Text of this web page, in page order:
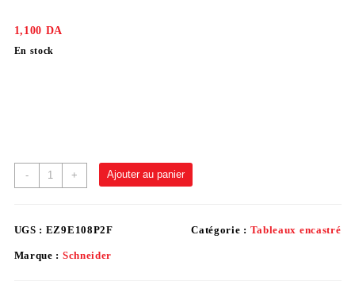
1,100 DA
En stock
- + Ajouter au panier
UGS : EZ9E108P2F Catégorie : Tableaux encastré
Marque : Schneider